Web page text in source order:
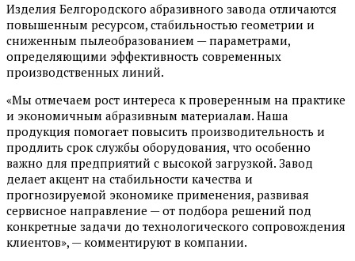
Изделия Белгородского абразивного завода отличаются
повышенным ресурсом, стабильностью геометрии и
сниженным пылеобразованием — параметрами,
определяющими эффективность современных
производственных линий.
«Мы отмечаем рост интереса к проверенным на практике
и экономичным абразивным материалам. Наша
продукция помогает повысить производительность и
продлить срок службы оборудования, что особенно
важно для предприятий с высокой загрузкой. Завод
делает акцент на стабильности качества и
прогнозируемой экономике применения, развивая
сервисное направление — от подбора решений под
конкретные задачи до технологического сопровождения
клиентов», — комментируют в компании.